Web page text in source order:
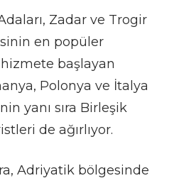
Zadar ve Trogir
en popüler
başlayan
Polonya ve İtalya
yanı sıra Birleşik
de ağırlıyor.
Adriyatik bölgesinde